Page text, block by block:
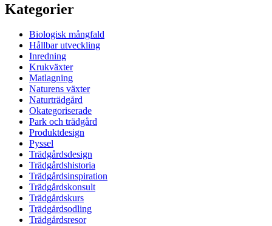
Kategorier
Biologisk mångfald
Hållbar utveckling
Inredning
Krukväxter
Matlagning
Naturens växter
Naturträdgård
Okategoriserade
Park och trädgård
Produktdesign
Pyssel
Trädgårdsdesign
Trädgårdshistoria
Trädgårdsinspiration
Trädgårdskonsult
Trädgårdskurs
Trädgårdsodling
Trädgårdsresor